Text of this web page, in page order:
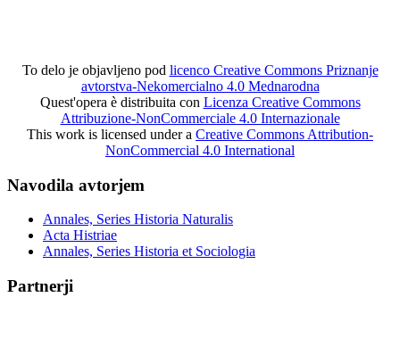
To delo je objavljeno pod licenco Creative Commons Priznanje
avtorstva-Nekomercialno 4.0 Mednarodna
Quest'opera è distribuita con Licenza Creative Commons
Attribuzione-NonCommerciale 4.0 Internazionale
This work is licensed under a Creative Commons Attribution-
NonCommercial 4.0 International
Navodila avtorjem
Annales, Series Historia Naturalis
Acta Histriae
Annales, Series Historia et Sociologia
Partnerji